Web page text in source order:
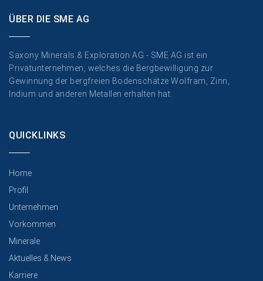
ÜBER DIE SME AG
Saxony Minerals & Exploration AG - SME AG ist ein
Privatunternehmen, welches die Bergbewilligung zur
Gewinnung der bergfreien Bodenschätze Wolfram, Zinn,
Indium und anderen Metallen erhalten hat.
QUICKLINKS
Home
Profil
Unternehmen
Vorkommen
Minerale
Aktuelles & News
Karriere